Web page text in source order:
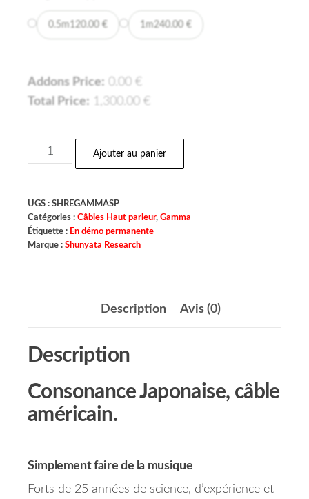
0.5m120.00 € 1m240.00 €
Addons Price: 0.00 €
Total Price: 1,300.00 €
Ajouter au panier
UGS : SHREGAMMASP
Catégories : Câbles Haut parleur, Gamma
Étiquette : En démo permanente
Marque : Shunyata Research
Description Avis (0)
Description
Consonance Japonaise, câble
américain.
Simplement faire de la musique
Forts de 25 années de science, d’expérience et